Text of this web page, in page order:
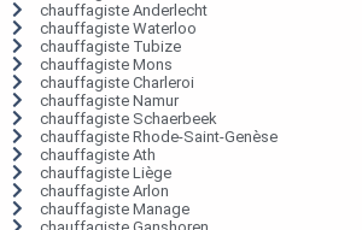
chauffagiste Anderlecht
chauffagiste Waterloo
chauffagiste Tubize
chauffagiste Mons
chauffagiste Charleroi
chauffagiste Namur
chauffagiste Schaerbeek
chauffagiste Rhode-Saint-Genèse
chauffagiste Ath
chauffagiste Liège
chauffagiste Arlon
chauffagiste Manage